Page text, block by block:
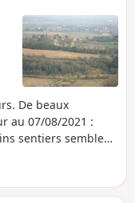
De beaux
sentiers semblent